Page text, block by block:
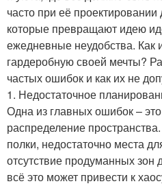
часто при её
которые превращают идею
ежедневные неудобства. Как
гардеробную своей мечты?
частых ошибок и как их не
1. Недостаточное
Одна из главных ошибок –
распределение
полки, недостаточно места
отсутствие продуманных зон
всё это может привести к